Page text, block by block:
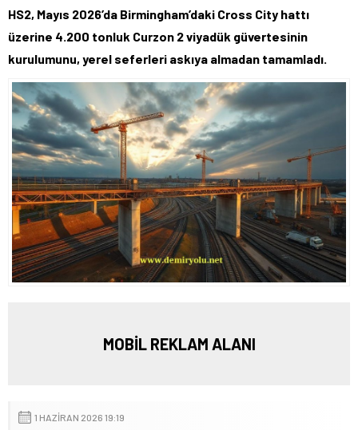
HS2, Mayıs 2026’da Birmingham’daki Cross City hattı
üzerine 4.200 tonluk Curzon 2 viyadük güvertesinin
kurulumunu, yerel seferleri askıya almadan tamamladı.
MOBİL REKLAM ALANI
1 HAZIRAN 2026 19:19